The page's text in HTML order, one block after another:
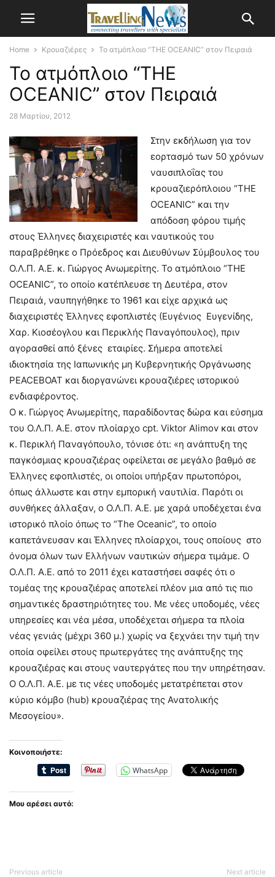
Home Κρουαζιέρες Το ατμόπλοιο “THE OCEANIC” στον Πειραιά
Το ατμόπλοιο “THE
OCEANIC” στον Πειραιά
28 Μαρτίου, 2012
Στην εκδήλωση για τον
εορτασμό των 50 χρόνων
ναυσιπλοΐας του
κρουαζιερόπλοιου “THE
OCEANIC” και την
απόδοση φόρου τιμής
στους Έλληνες διαχειριστές και ναυτικούς του
παραβρέθηκε ο Πρόεδρος και Διευθύνων Σύμβουλος του
Ο.Λ.Π. Α.Ε. κ. Γιώργος Ανωμερίτης. Το ατμόπλοιο “THE
OCEANIC”, το οποίο κατέπλευσε τη Δευτέρα, στον
Πειραιά, ναυπηγήθηκε το 1961 και είχε αρχικά ως
διαχειριστές Έλληνες εφοπλιστές (Ευγένιος Ευγενίδης,
Χαρ. Κιοσέογλου και Περικλής Παναγόπουλος), πριν
αγορασθεί από ξένες εταιρίες. Σήμερα αποτελεί
ιδιοκτησία της Ιαπωνικής μη Κυβερνητικής Οργάνωσης
PEACEBOAT και διοργανώνει κρουαζιέρες ιστορικού
ενδιαφέροντος.
Ο κ. Γιώργος Ανωμερίτης, παραδίδοντας δώρα και εύσημα
του Ο.Λ.Π. Α.Ε. στον πλοίαρχο cpt. Viktor Alimov και στον
κ. Περικλή Παναγόπουλο, τόνισε ότι: «η ανάπτυξη της
παγκόσμιας κρουαζιέρας οφείλεται σε μεγάλο βαθμό σε
Έλληνες εφοπλιστές, οι οποίοι υπήρξαν πρωτοπόροι,
όπως άλλωστε και στην εμπορική ναυτιλία. Παρότι οι
συνθήκες άλλαξαν, ο Ο.Λ.Π. Α.Ε. με χαρά υποδέχεται ένα
ιστορικό πλοίο όπως το “The Oceanic”, το οποίο
καπετάνευσαν και Έλληνες πλοίαρχοι, τους οποίους στο
όνομα όλων των Ελλήνων ναυτικών σήμερα τιμάμε. Ο
Ο.Λ.Π. Α.Ε. από το 2011 έχει καταστήσει σαφές ότι ο
τομέας της κρουαζιέρας αποτελεί πλέον μια από τις πιο
σημαντικές δραστηριότητες του. Με νέες υποδομές, νέες
υπηρεσίες και νέα μέσα, υποδέχεται σήμερα τα πλοία
νέας γενιάς (μέχρι 360 μ.) χωρίς να ξεχνάει την τιμή την
οποία οφείλει στους πρωτεργάτες της ανάπτυξης της
κρουαζιέρας και στους ναυτεργάτες που την υπηρέτησαν.
Ο Ο.Λ.Π. Α.Ε. με τις νέες υποδομές μετατρέπεται στον
κύριο κόμβο (hub) κρουαζιέρας της Ανατολικής
Μεσογείου».
Κοινοποιήστε:
WhatsApp
Μου αρέσει αυτό:
Previous article Next article